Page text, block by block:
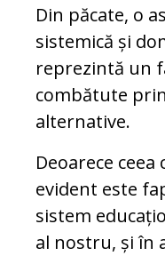
Din păcate, o
sistemică și
reprezintă un
combătute
alternative.
Deoarece
evident este
sistem
al nostru, și în